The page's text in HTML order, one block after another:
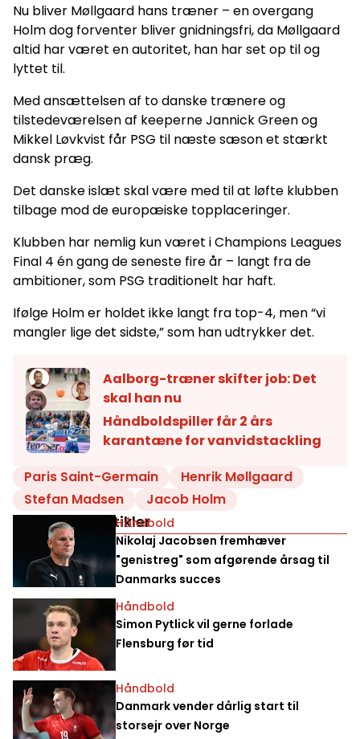
Nu bliver Møllgaard hans træner – en overgang
Holm dog forventer bliver gnidningsfri, da Møllgaard
altid har været en autoritet, han har set op til og
lyttet til.
Med ansættelsen af to danske trænere og
tilstedeværelsen af keeperne Jannick Green og
Mikkel Løvkvist får PSG til næste sæson et stærkt
dansk præg.
Det danske islæt skal være med til at løfte klubben
tilbage mod de europæiske topplaceringer.
Klubben har nemlig kun været i Champions Leagues
Final 4 én gang de seneste fire år – langt fra de
ambitioner, som PSG traditionelt har haft.
Ifølge Holm er holdet ikke langt fra top-4, men “vi
mangler lige det sidste,” som han udtrykker det.
Aalborg-træner skifter job: Det
skal han nu
Håndboldspiller får 2 års
karantæne for vanvidstackling
Paris Saint-Germain
Henrik Møllgaard
Stefan Madsen
Jacob Holm
Relaterede artikler
Håndbold
Nikolaj Jacobsen fremhæver
"genistreg" som afgørende årsag til
Danmarks succes
Håndbold
Simon Pytlick vil gerne forlade
Flensburg før tid
Håndbold
Danmark vender dårlig start til
storsejr over Norge